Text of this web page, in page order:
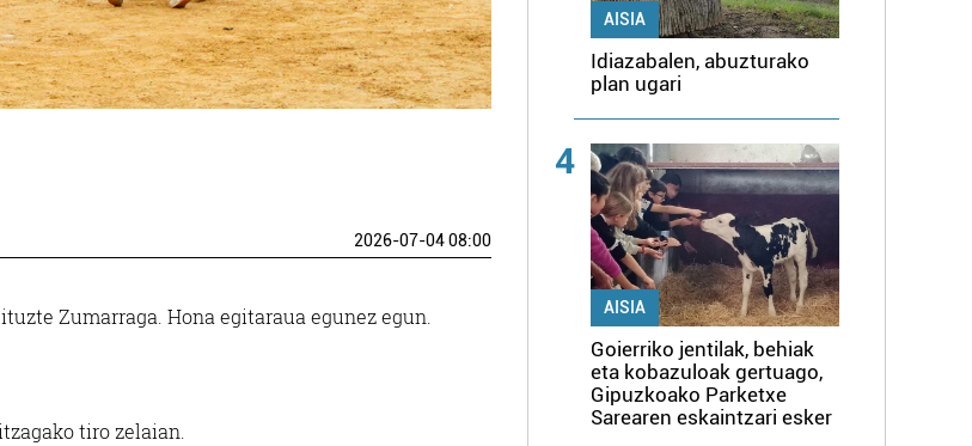
2026-07-04 08:00
Zumarraga. Hona egitaraua egunez egun.
tiro zelaian.
AISIA
Idiazabalen, abuzturako
plan ugari
4
AISIA
Goierriko jentilak, behiak
eta kobazuloak gertuago,
Gipuzkoako Parketxe
Sarearen eskaintzari esker